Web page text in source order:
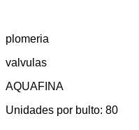
plomeria
valvulas
AQUAFINA
Unidades por bulto: 80